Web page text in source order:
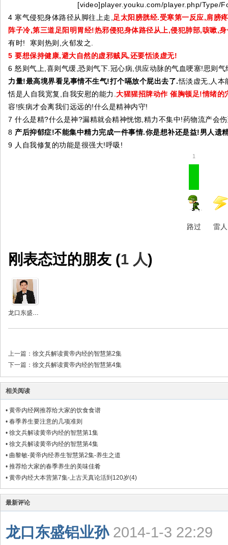
[video]player.youku.com/player.php/Type/
4 寒气侵犯身体路径从脚往上走, 足太阳膀胱经.受寒第一反应,肩膀
阵子冷,第三道足阳明胃经!热邪侵犯身体路径从上,侵犯肺部,咳嗽,
有时! 寒则热则,火郁发之.
5 要想保持健康,避大自然的虚邪贼风,还要恬淡虚无!
6 怒则气上,喜则气缓,恐则气下.冠心病,供应动脉的气血哽塞!思则
力量!最高境界看见事情不生气!打个嗝放个屁出去了.恬淡虚无,人本
恬是人自我宽复,自我安慰的能力. 大猩猩招牌动作 催胸顿足!情绪
容!疾病才会离我们远远的!什么是精神内守!
7 什么是精?什么是神?漏精就会精神恍惚,精力不集中!药物流产会
8 产后抑郁症!不能集中精力完成一件事情.你是想补还是益!男人遗
9 人自我修复的功能是很强大!呼吸!
1
路过 雷人
刚表态过的朋友 (1 人)
龙口东盛铝业孙
上一篇： 徐文兵解读黄帝内经的智慧第2集
下一篇： 徐文兵解读黄帝内经的智慧第4集
相关阅读
• 黄帝内经网推荐给大家的饮食食谱
• 春季养生要注意的几项准则
• 徐文兵解读黄帝内经的智慧第1集
• 徐文兵解读黄帝内经的智慧第4集
• 曲黎敏-黄帝内经养生智慧第2集-养生之道
• 推荐给大家的春季养生的美味佳肴
• 黄帝内经大本营第7集-上古天真论活到120岁(4)
最新评论
龙口东盛铝业孙 2014-1-3 22:29